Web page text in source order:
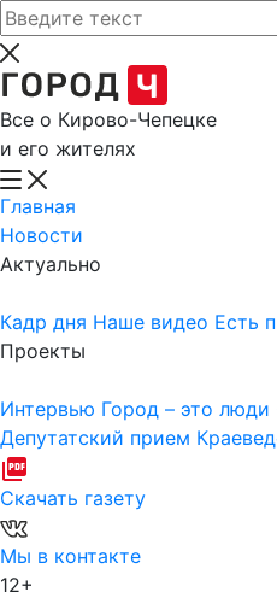
Все о Кирово-Чепецке
и его жителях
Главная
Новости
Актуально
Кадр дня Наше видео Есть
Проекты
Интервью Город – это люди
Депутатский прием
Скачать газету
Мы в контакте
12+